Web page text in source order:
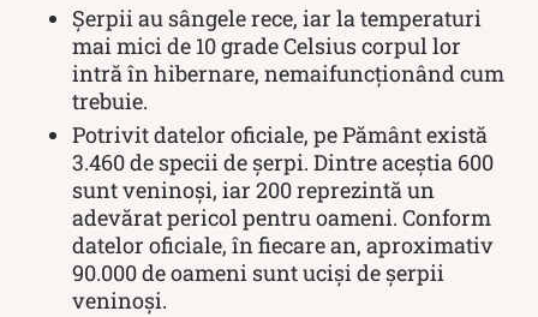
Șerpii au sângele rece, iar la temperaturi
mai mici de 10 grade Celsius corpul lor
intră în hibernare, nemaifuncționând cum
trebuie.
Potrivit datelor oficiale, pe Pământ există
3.460 de specii de șerpi. Dintre aceștia 600
sunt veninoși, iar 200 reprezintă un
adevărat pericol pentru oameni. Conform
datelor oficiale, în fiecare an, aproximativ
90.000 de oameni sunt uciși de șerpii
veninoși.